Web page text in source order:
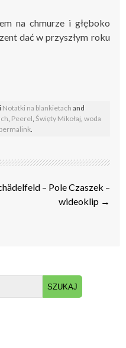
na chmurze i głęboko
dać w przyszłym roku
Notatki na blankietach and
, Peerel,Święty Mikołaj,woda
permalink.
– Pole Czaszek –
wideoklip →
Search
for: